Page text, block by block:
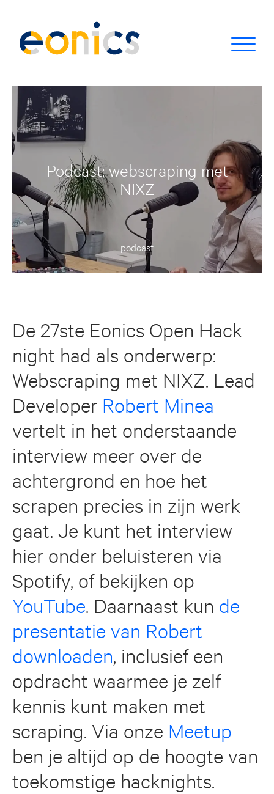
Podcast: webscraping met
NIXZ
podcast
De 27ste Eonics Open Hack
night had als onderwerp:
Webscraping met NIXZ. Lead
Developer Robert Minea
vertelt in het onderstaande
interview meer over de
achtergrond en hoe het
scrapen precies in zijn werk
gaat. Je kunt het interview
hier onder beluisteren via
Spotify, of bekijken op
YouTube. Daarnaast kun de
presentatie van Robert
downloaden, inclusief een
opdracht waarmee je zelf
kennis kunt maken met
scraping. Via onze Meetup
ben je altijd op de hoogte van
toekomstige hacknights.